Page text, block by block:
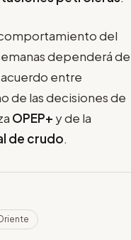
del
dependerá de
entre
de las decisiones de
OPEP+ y de la
de crudo.